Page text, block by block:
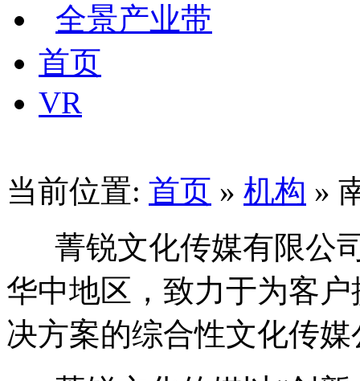
全景产业带
首页
VR
当前位置: 首页 » 机构 »
菁锐文化传媒有限公
华中地区，致力于为客
决方案的综合性文化传媒